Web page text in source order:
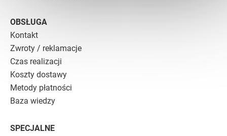
OBSŁUGA
Kontakt
Zwroty / reklamacje
Czas realizacji
Koszty dostawy
Metody płatności
Baza wiedzy
SPECJALNE